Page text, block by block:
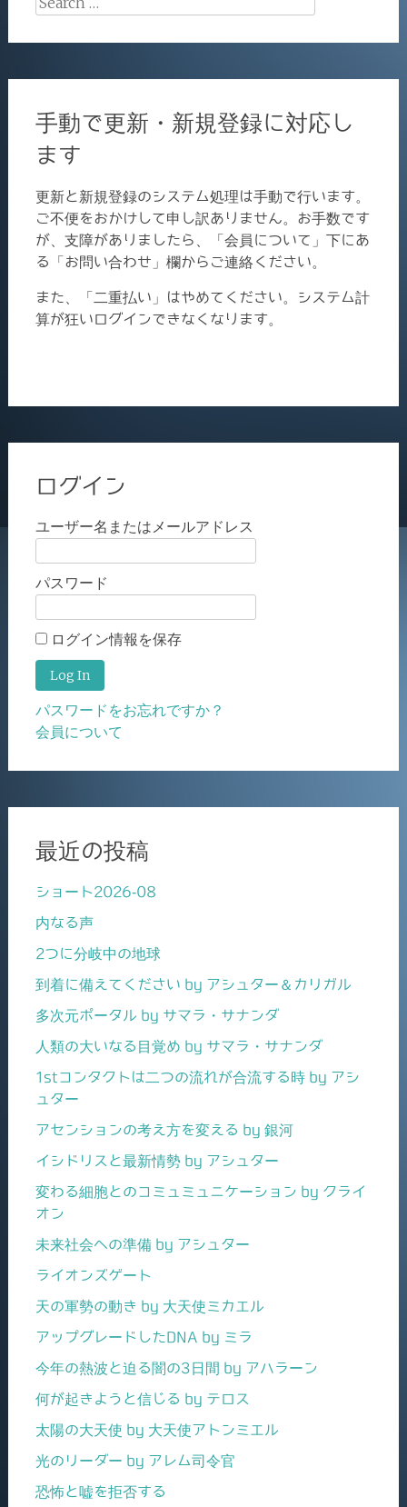
手動で更新・新規登録に対応し
ます
更新と新規登録のシステム処理は手動で行います。
ご不便をおかけして申し訳ありません。お手数です
が、支障がありましたら、「会員について」下にあ
る「お問い合わせ」欄からご連絡ください。
また、「二重払い」はやめてください。システム計
算が狂いログインできなくなります。
ログイン
ユーザー名またはメールアドレス
パスワード
ログイン情報を保存
パスワードをお忘れですか？
会員について
最近の投稿
ショート2026-08
内なる声
2つに分岐中の地球
到着に備えてください by アシュター＆カリガル
多次元ポータル by サマラ・サナンダ
人類の大いなる目覚め by サマラ・サナンダ
1stコンタクトは二つの流れが合流する時 by アシ
ュター
アセンションの考え方を変える by 銀河
イシドリスと最新情勢 by アシュター
変わる細胞とのコミュミュニケーション by クライ
オン
未来社会への準備 by アシュター
ライオンズゲート
天の軍勢の動き by 大天使ミカエル
アップグレードしたDNA by ミラ
今年の熱波と迫る闇の3日間 by アハラーン
何が起きようと信じる by テロス
太陽の大天使 by 大天使アトンミエル
光のリーダー by アレム司令官
恐怖と嘘を拒否する